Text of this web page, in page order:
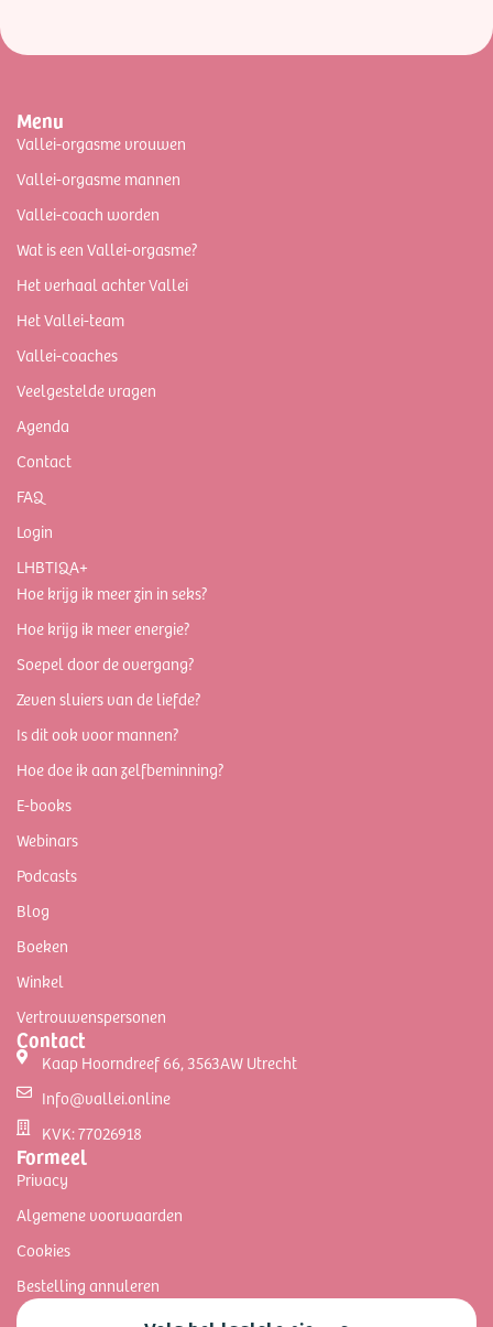
Menu
Vallei-orgasme vrouwen
Vallei-orgasme mannen
Vallei-coach worden
Wat is een Vallei-orgasme?
Het verhaal achter Vallei
Het Vallei-team
Vallei-coaches
Veelgestelde vragen
Agenda
Contact
FAQ
Login
LHBTIQA+
Hoe krijg ik meer zin in seks?
Hoe krijg ik meer energie?
Soepel door de overgang?
Zeven sluiers van de liefde?
Is dit ook voor mannen?
Hoe doe ik aan zelfbeminning?
E-books
Webinars
Podcasts
Blog
Boeken
Winkel
Vertrouwenspersonen
Contact
Kaap Hoorndreef 66, 3563AW Utrecht
Info@vallei.online
KVK: 77026918
Formeel
Privacy
Algemene voorwaarden
Cookies
Bestelling annuleren